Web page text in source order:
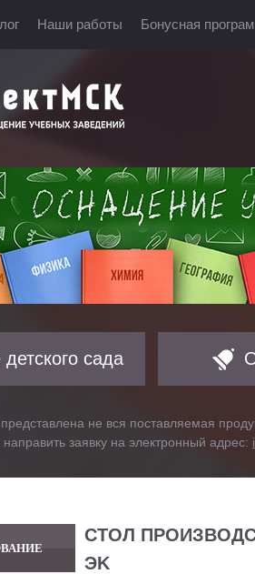
Наши работы Бонусная
сада
не вся поставляемая
заявку на электронный адрес:
СТОЛ
ЭK